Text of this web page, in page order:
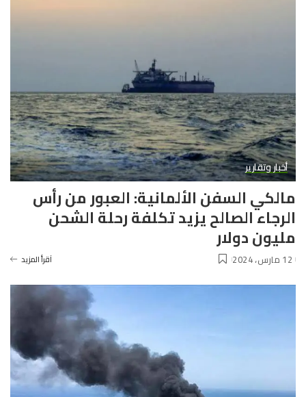
أخبار وتقارير
مالكي السفن الألمانية: العبور من رأس
الرجاء الصالح يزيد تكلفة رحلة الشحن
مليون دولار
12 مارس، 2024 آقرأ المزيد